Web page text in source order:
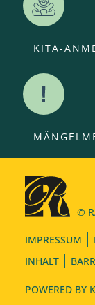
KITA-
©
IMPRESSUM
INHALT
POWERED BY